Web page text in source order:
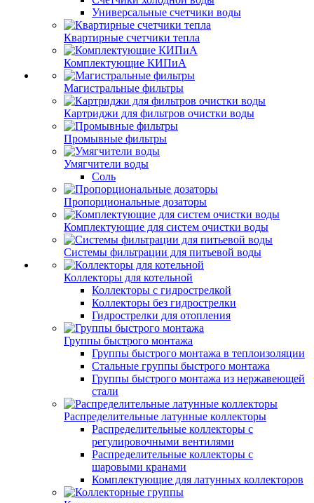
Универсальные счетчики воды
Квартирные счетчики тепла
Комплектующие КИПиА
Магистральные фильтры
Картриджи для фильтров очистки воды
Промывные фильтры
Умягчители воды
Соль
Пропорциональные дозаторы
Комплектующие для систем очистки воды
Системы фильтрации для питьевой воды
Коллекторы для котельной
Коллекторы с гидрострелкой
Коллекторы без гидрострелки
Гидрострелки для отопления
Группы быстрого монтажа
Группы быстрого монтажа в теплоизоляции
Стальные группы быстрого монтажа
Группы быстрого монтажа из нержавеющей
стали
Распределительные латунные коллекторы
Распределительные коллекторы с
регулировочными вентилями
Распределительные коллекторы с
шаровыми кранами
Комплектующие для латунных коллекторов